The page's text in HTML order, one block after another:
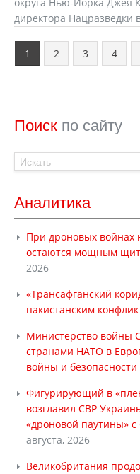
директора Нацразведки
1 2 3 4
Поиск по сайту
Аналитика
При дроновых войнах
остаются мощным
2026
«Трансафганский
пакистанским
Министерство войны
странами НАТО в
войны и
Фигурирующий в
возглавил СВР
«дроновой паутины»
августа, 2026
Великобритания